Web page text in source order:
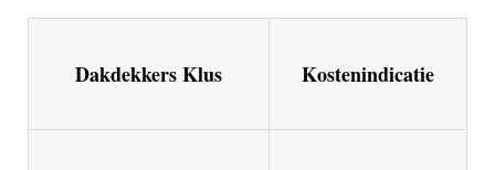
Dakdekkers Klus Kostenindicatie